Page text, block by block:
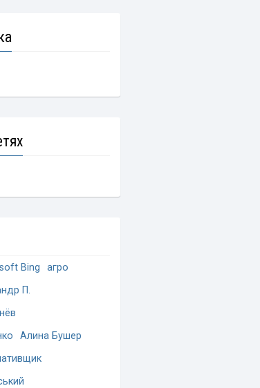
Bing
агро
П.
Алина Бушер